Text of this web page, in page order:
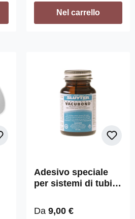
Nel carrello
Adesivo speciale
per sistemi di tubi
Prezzo normale:
Da 9,00 €